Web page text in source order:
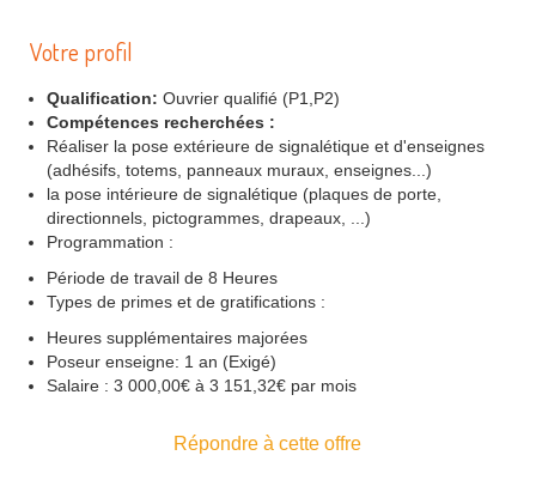
Votre profil
Qualification: Ouvrier qualifié (P1,P2)
Compétences recherchées :
Réaliser la pose extérieure de signalétique et d'enseignes
(adhésifs, totems, panneaux muraux, enseignes...)
la pose intérieure de signalétique (plaques de porte,
directionnels, pictogrammes, drapeaux, ...)
Programmation :
Période de travail de 8 Heures
Types de primes et de gratifications :
Heures supplémentaires majorées
Poseur enseigne: 1 an (Exigé)
Salaire : 3 000,00€ à 3 151,32€ par mois
Répondre à cette offre